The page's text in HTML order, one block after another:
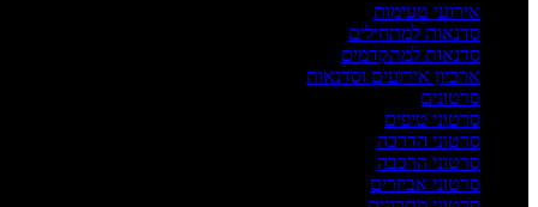
אירועי טעימות
סדנאות למתחילים
סדנאות למתקדמים
ארכיון אירועים וסדנאות
סרטונים
סרטוני טיפים
סרטוני הדרכה
סרטוני הרכבה
סרטוני אביזרים